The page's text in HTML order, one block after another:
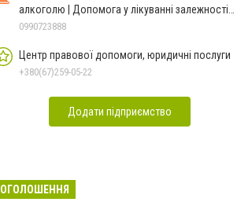
алкоголю | Допомога у лікуванні залежності
ReaLife
0990723888
Центр правової допомоги, юридичні послуги
+380(67)259-05-22
Додати підприємство
ОГОЛОШЕННЯ